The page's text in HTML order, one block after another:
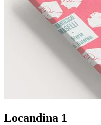
Locandina 1